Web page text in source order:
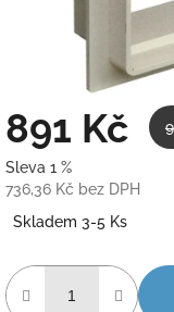
891 Kč
Sleva 1 %
736,36 Kč bez DPH
cena:
Skladem 3-5 Ks